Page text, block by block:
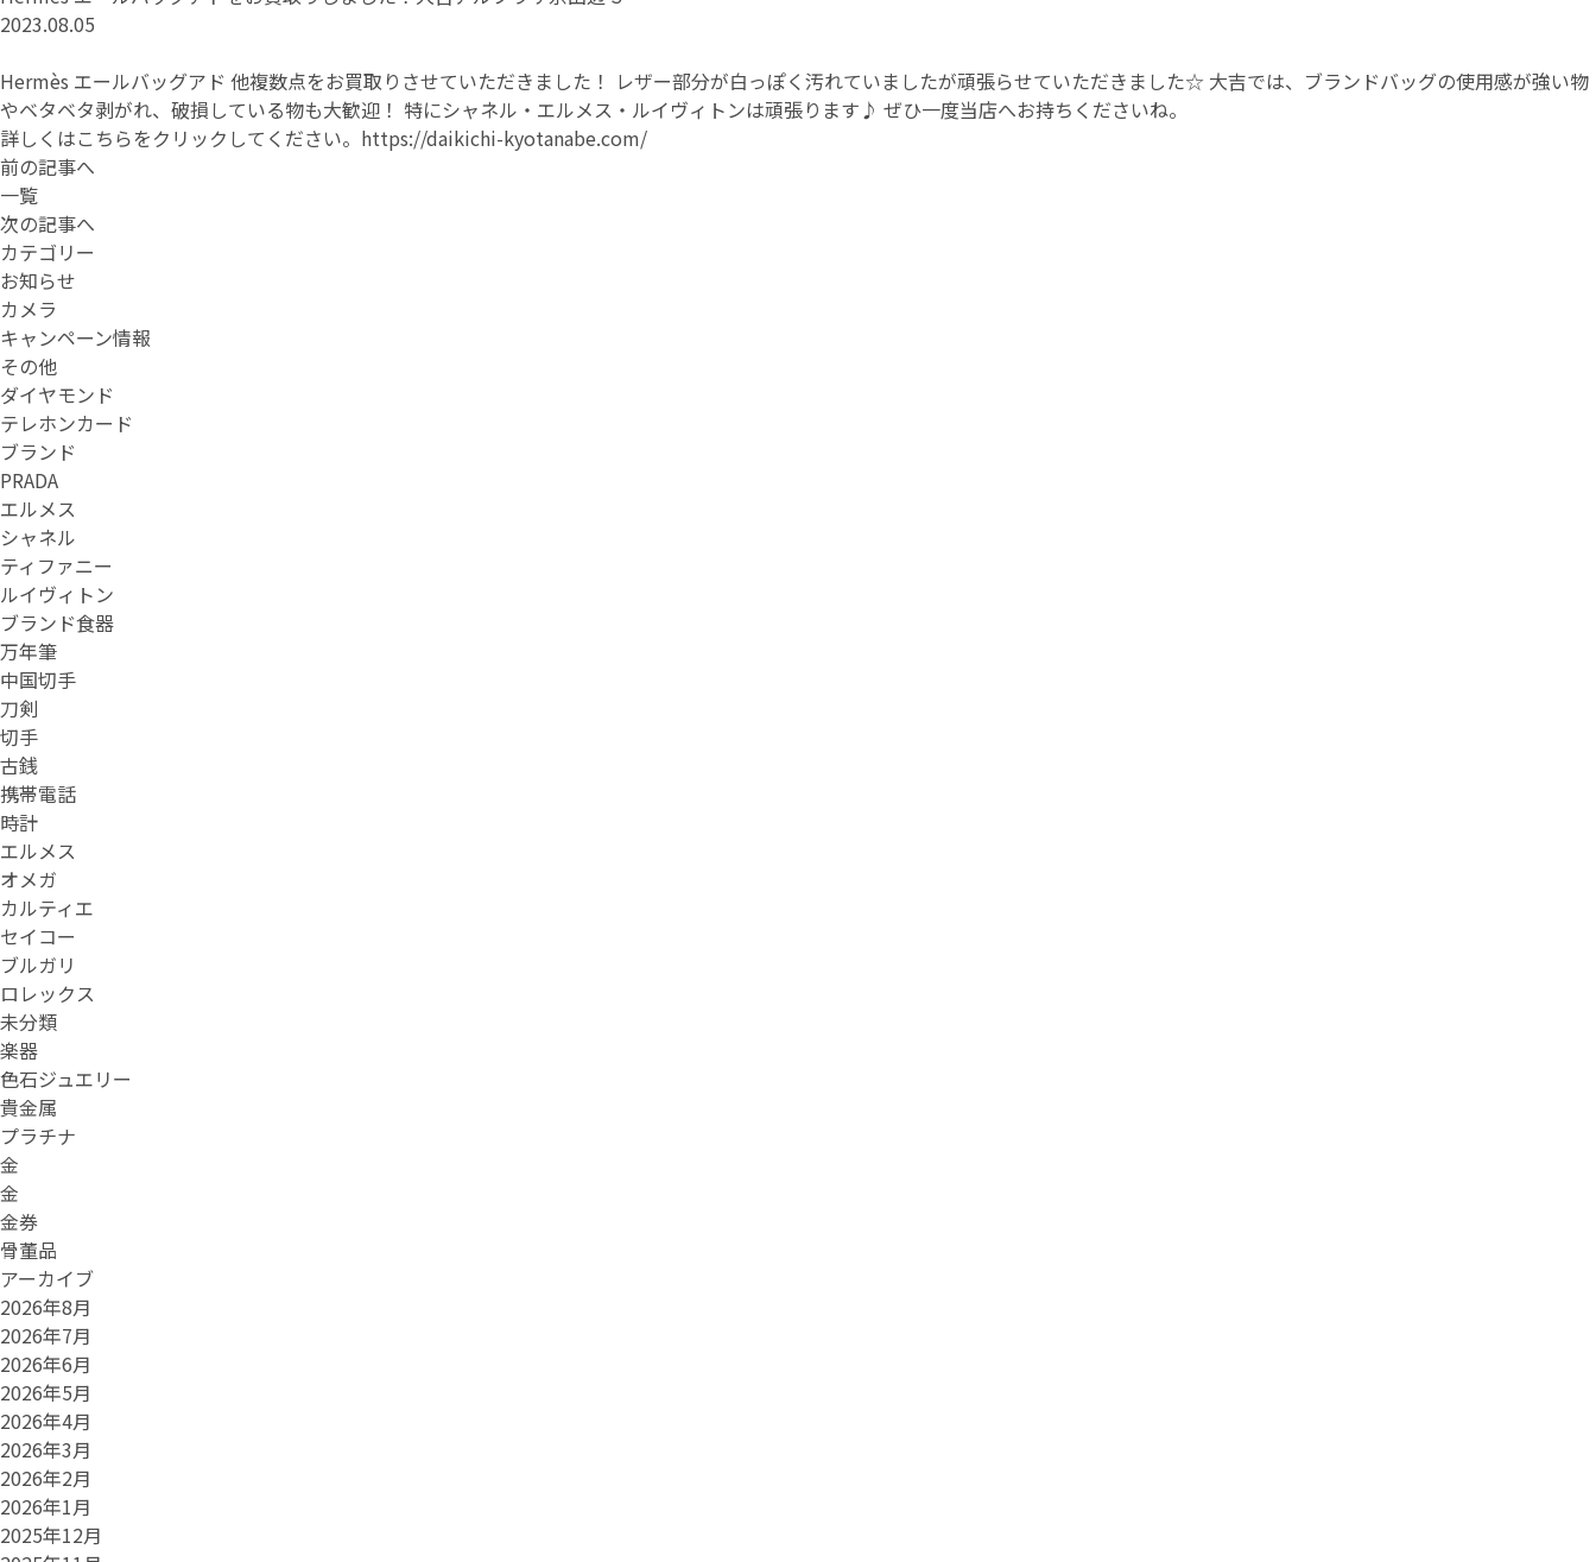
2023.08.05
Hermès エールバッグアド 他複数点をお買取りさせていただきました！ レザー部分が白っぽく汚れていましたが頑張らせていただきました☆ 大吉では、ブランドバッグの使用感が強い物
やベタベタ剥がれ、破損している物も大歓迎！ 特にシャネル・エルメス・ルイヴィトンは頑張ります♪ ぜひ一度当店へお持ちくださいね。
詳しくはこちらをクリックしてください。 https://daikichi-kyotanabe.com/
前の記事へ
一覧
次の記事へ
カテゴリー
お知らせ
カメラ
キャンペーン情報
その他
ダイヤモンド
テレホンカード
ブランド
PRADA
エルメス
シャネル
ティファニー
ルイヴィトン
ブランド食器
万年筆
中国切手
刀剣
切手
古銭
携帯電話
時計
エルメス
オメガ
カルティエ
セイコー
ブルガリ
ロレックス
未分類
楽器
色石ジュエリー
貴金属
プラチナ
金
金
金券
骨董品
アーカイブ
2026年8月
2026年7月
2026年6月
2026年5月
2026年4月
2026年3月
2026年2月
2026年1月
2025年12月